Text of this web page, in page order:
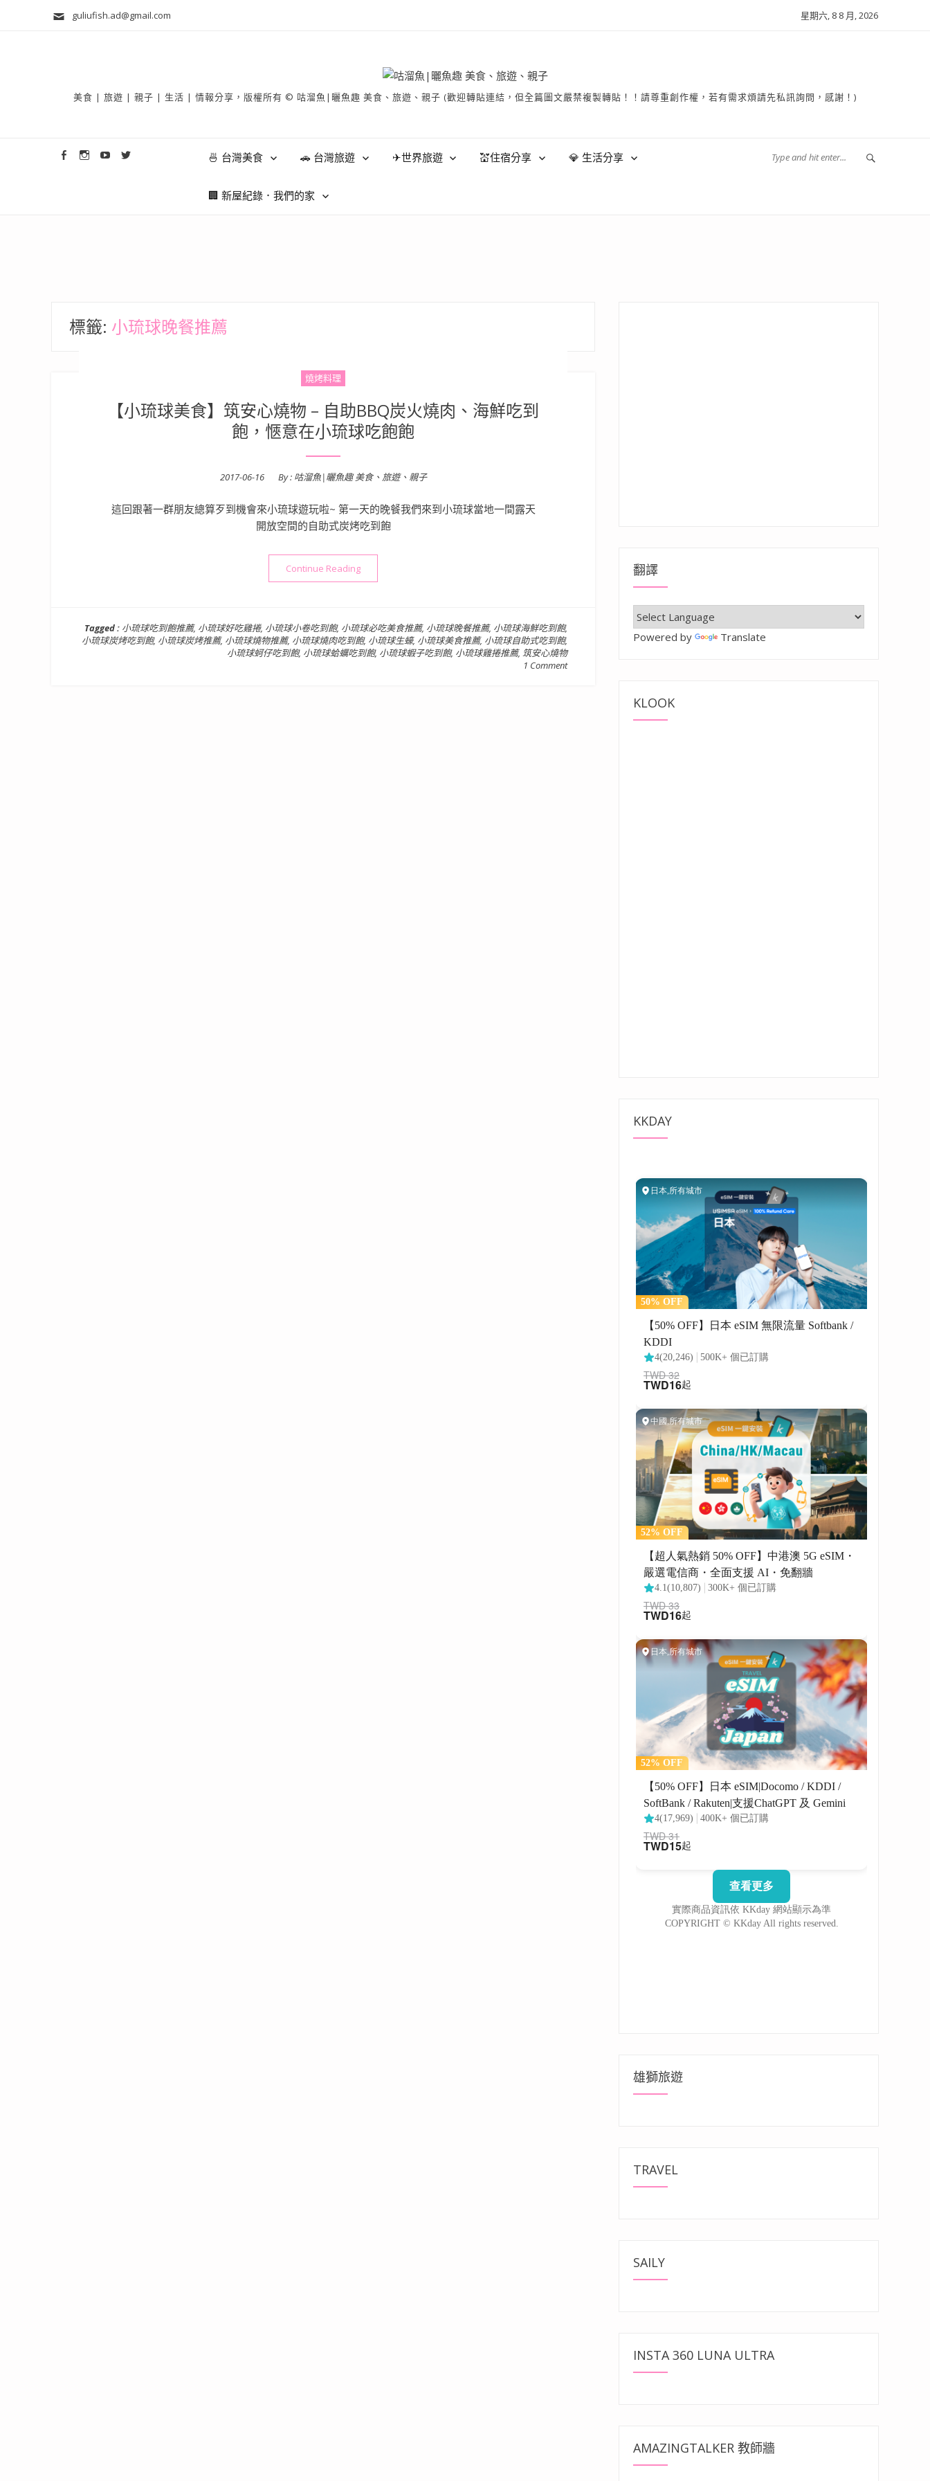
guliufish.ad@gmail.com 星期六, 8 8 月, 2026
美食 | 旅遊 | 親子 | 生活 | 情報分享，版權所有 © 咕溜魚|曬魚趣 美食、旅遊、親子 (歡迎轉貼連結，但全篇圖文嚴禁複製轉貼！！請尊重創作權，若有需求煩請先私訊詢問，感謝！)
🍜 台灣美食 🚗 台灣旅遊 ✈世界旅遊 💒住宿分享 💎 生活分享
🏢 新屋紀錄．我們的家
標籤: 小琉球晚餐推薦
燒烤料理
【小琉球美食】筑安心燒物 – 自助BBQ炭火燒肉、海鮮吃到
飽，愜意在小琉球吃飽飽
Posted
2017-06-16 By : 咕溜魚|曬魚趣 美食、旅遊、親子
這回跟著一群朋友總算歹到機會來小琉球遊玩啦~ 第一天的晚餐我們來到小琉球當地一間露天
開放空間的自助式炭烤吃到飽
Continue Reading“【小琉球美食】筑安心燒物 – 自助BBQ炭火燒肉、海鮮吃到飽，愜意在小琉球吃飽飽”
Tagged : 小琉球吃到飽推薦, 小琉球好吃雞捲, 小琉球小卷吃到飽, 小琉球必吃美食推薦, 小琉球晚餐推薦, 小琉球海鮮吃到飽,
小琉球炭烤吃到飽, 小琉球炭烤推薦, 小琉球燒物推薦, 小琉球燒肉吃到飽, 小琉球生蠔, 小琉球美食推薦, 小琉球自助式吃到飽,
小琉球蚵仔吃到飽, 小琉球蛤蠣吃到飽, 小琉球蝦子吃到飽, 小琉球雞捲推薦, 筑安心燒物
1 Comment
翻譯
Powered by Translate
KLOOK
KKDAY
雄獅旅遊
TRAVEL
SAILY
INSTA 360 LUNA ULTRA
AMAZINGTALKER 教師牆